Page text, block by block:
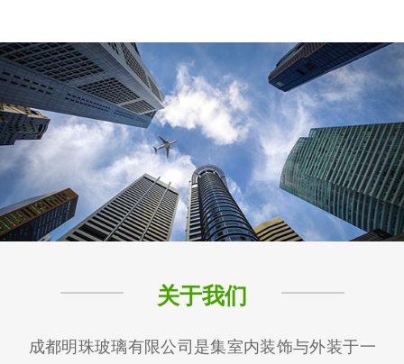
关于我们
成都明珠玻璃有限公司是集室内装饰与外装于一